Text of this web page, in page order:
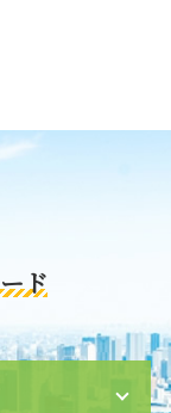
ド